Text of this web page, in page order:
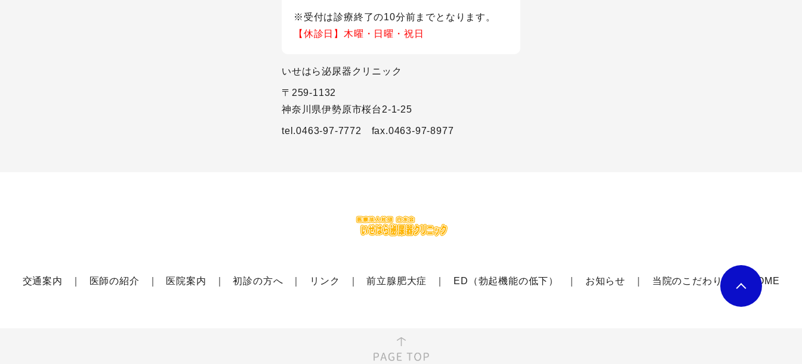
※受付は診療終了の10分前までとなります。
【休診日】木曜・日曜・祝日
いせはら泌尿器クリニック
〒259-1132
神奈川県伊勢原市桜台2-1-25
tel.0463-97-7772 fax.0463-97-8977
交通案内 医師の紹介 医院案内 初診の方へ リンク 前立腺肥大症 ED（勃起機能の低下） お知らせ 当院のこだわり HOME